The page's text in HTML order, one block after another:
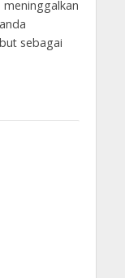
meninggalkan
sebagai